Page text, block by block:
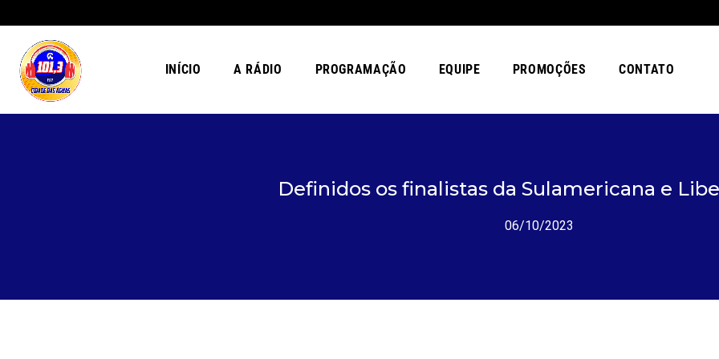
INÍCIO A RÁDIO PROGRAMAÇÃO EQUIPE PROMOÇÕES CONTATO
Definidos os finalistas da Sulamericana e
06/10/2023